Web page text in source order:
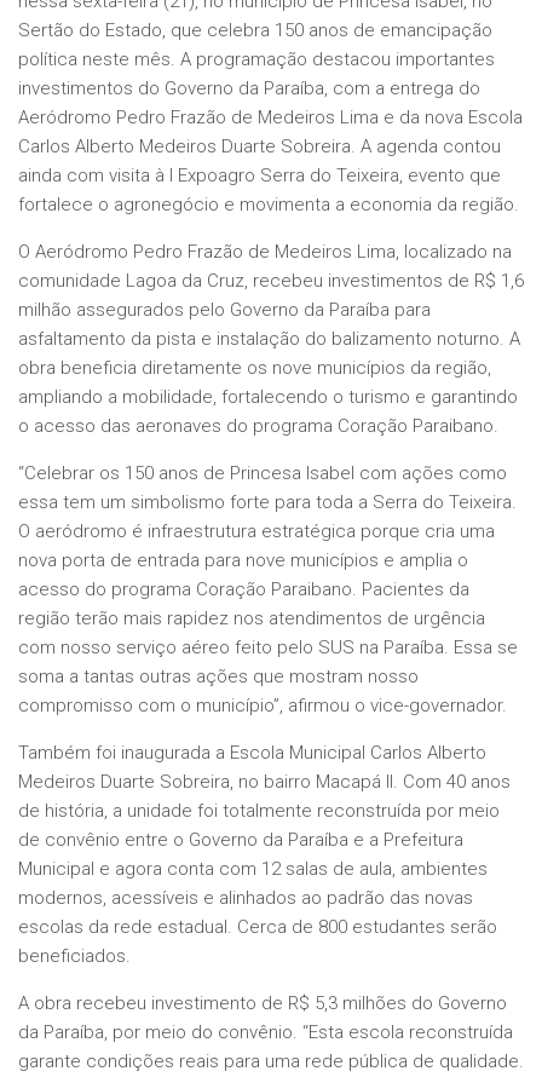
Sertão do Estado, que celebra 150 anos de emancipação
política neste mês. A programação destacou importantes
investimentos do Governo da Paraíba, com a entrega do
Aeródromo Pedro Frazão de Medeiros Lima e da nova Escola
Carlos Alberto Medeiros Duarte Sobreira. A agenda contou
ainda com visita à I Expoagro Serra do Teixeira, evento que
fortalece o agronegócio e movimenta a economia da região.
O Aeródromo Pedro Frazão de Medeiros Lima, localizado na
comunidade Lagoa da Cruz, recebeu investimentos de R$ 1,6
milhão assegurados pelo Governo da Paraíba para
asfaltamento da pista e instalação do balizamento noturno. A
obra beneficia diretamente os nove municípios da região,
ampliando a mobilidade, fortalecendo o turismo e garantindo
o acesso das aeronaves do programa Coração Paraibano.
“Celebrar os 150 anos de Princesa Isabel com ações como
essa tem um simbolismo forte para toda a Serra do Teixeira.
O aeródromo é infraestrutura estratégica porque cria uma
nova porta de entrada para nove municípios e amplia o
acesso do programa Coração Paraibano. Pacientes da
região terão mais rapidez nos atendimentos de urgência
com nosso serviço aéreo feito pelo SUS na Paraíba. Essa se
soma a tantas outras ações que mostram nosso
compromisso com o município”, afirmou o vice-governador.
Também foi inaugurada a Escola Municipal Carlos Alberto
Medeiros Duarte Sobreira, no bairro Macapá II. Com 40 anos
de história, a unidade foi totalmente reconstruída por meio
de convênio entre o Governo da Paraíba e a Prefeitura
Municipal e agora conta com 12 salas de aula, ambientes
modernos, acessíveis e alinhados ao padrão das novas
escolas da rede estadual. Cerca de 800 estudantes serão
beneficiados.
A obra recebeu investimento de R$ 5,3 milhões do Governo
da Paraíba, por meio do convênio. “Esta escola reconstruída
garante condições reais para uma rede pública de qualidade.